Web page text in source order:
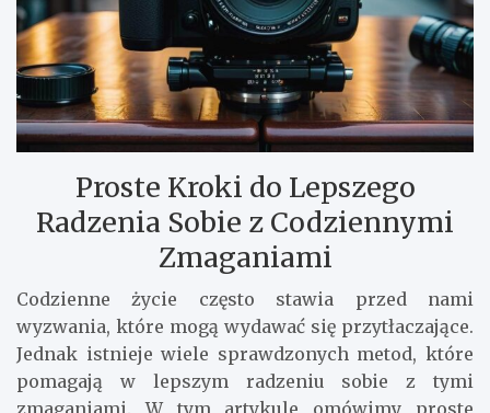
Proste Kroki do Lepszego
Radzenia Sobie z Codziennymi
Zmaganiami
Codzienne życie często stawia przed nami
wyzwania, które mogą wydawać się przytłaczające.
Jednak istnieje wiele sprawdzonych metod, które
pomagają w lepszym radzeniu sobie z tymi